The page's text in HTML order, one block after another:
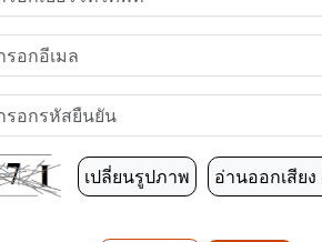
เปลี่ยนรูปภาพ อ่านออกเสียง